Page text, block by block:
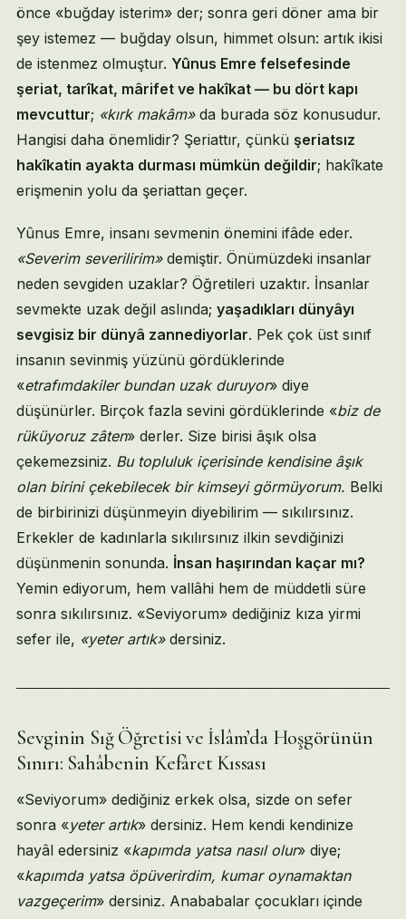
önce «buğday isterim» der; sonra geri döner ama bir
şey istemez — buğday olsun, himmet olsun: artık ikisi
de istenmez olmuştur. Yûnus Emre felsefesinde
şeriat, tarîkat, mârifet ve hakîkat — bu dört kapı
mevcuttur; «kırk makâm»da burada söz konusudur.
Hangisi daha önemlidir? Şeriattır, çünkü şeriatsız
hakîkatin ayakta durması mümkün değildir; hakîkate
erişmenin yolu da şeriattan geçer.
Yûnus Emre, insanı sevmenin önemini ifâde eder.
«Severim severilirim»demiştir. Önümüzdeki insanlar
neden sevgiden uzaklar? Öğretileri uzaktır. İnsanlar
sevmekte uzak değil aslında; yaşadıkları dünyâyı
sevgisiz bir dünyâ zannediyorlar. Pek çok üst sınıf
insanın sevinmiş yüzünü gördüklerinde
«etrafımdakiler bundan uzak duruyor» diye
düşünürler. Birçok fazla sevini gördüklerinde «biz de
rüküyoruz zâten» derler. Size birisi âşık olsa
çekemezsiniz. Bu topluluk içerisinde kendisine âşık
olan birini çekebilecek bir kimseyi görmüyorum. Belki
de birbirinizi düşünmeyin diyebilirim — sıkılırsınız.
Erkekler de kadınlarla sıkılırsınız ilkin sevdiğinizi
düşünmenin sonunda. İnsan haşırından kaçar mı?
Yemin ediyorum, hem vallâhi hem de müddetli süre
sonra sıkılırsınız. «Seviyorum» dediğiniz kıza yirmi
sefer ile, «yeter artık»dersiniz.
Sevginin Sığ Öğretisi ve İslâm’da Hoşgörünün
Sınırı: Sahâbenin Kefâret Kıssası
«Seviyorum» dediğiniz erkek olsa, sizde on sefer
sonra «yeter artık» dersiniz. Hem kendi kendinize
hayâl edersiniz «kapımda yatsa nasıl olur» diye;
«kapımda yatsa öpüverirdim, kumar oynamaktan
vazgeçerim» dersiniz. Anababalar çocukları içinde